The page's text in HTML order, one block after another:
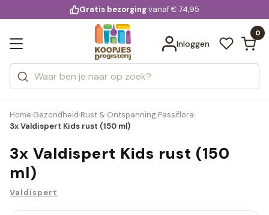
voor 20:00 uur besteld
Gratis bezorgingvanaf € 74,95
Inloggen
0
Zoeken
Categorieën
Merken
Bekijk alle resultaten
Home›Gezondheid›Rust & Ontspanning›Passiflora›
3x Valdispert Kids rust (150 ml)
3x Valdispert Kids rust (150
ml)
Valdispert